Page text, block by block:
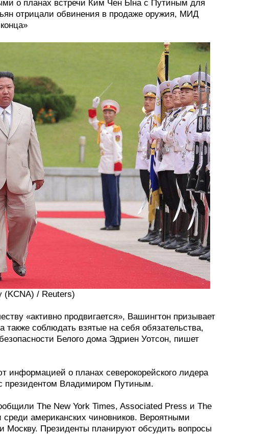
о планах встречи Ким Чен Ына с Путиным для
отрицали обвинения в продаже оружия, МИД
/ Reuters)
«активно продвигается», Вашингтон призывает
соблюдать взятые на себя обязательства,
Белого дома Эдриен Уотсон, пишет
о планах северокорейского лидера
президентом Владимиром Путиным.
The New York Times, Associated Press и The
американских чиновников. Вероятными
Москву. Президенты планируют обсудить вопросы